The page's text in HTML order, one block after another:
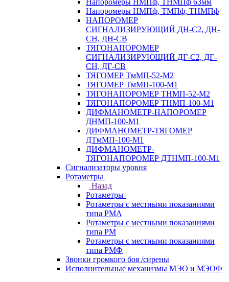
Напоромеры НМПф, ТНМПф 63мм
Напоромеры НМПф, ТМПф, ТНМПф
НАПОРОМЕР
СИГНАЛИЗИРУЮЩИЙ ДН-С2, ДН-
СН, ДН-СВ
ТЯГОНАПОРОМЕР
СИГНАЛИЗИРУЮЩИЙ ДГ-С2, ДГ-
СН, ДГ-СВ
ТЯГОМЕР ТмМП-52-М2
ТЯГОМЕР ТмМП-100-М1
ТЯГОНАПОРОМЕР ТНМП-52-М2
ТЯГОНАПОРОМЕР ТНМП-100-М1
ДИФМАНОМЕТР-НАПОРОМЕР
ДНМП-100-М1
ДИФМАНОМЕТР-ТЯГОМЕР
ДТмМП-100-М1
ДИФМАНОМЕТР-
ТЯГОНАПОРОМЕР ДТНМП-100-М1
Сигнализаторы уровня
Ротаметры
Назад
Ротаметры
Ротаметры с местными показаниями
типа РМА
Ротаметры с местными показаниями
типа РМ
Ротаметры с местными показаниями
типа РМФ
Звонки громкого боя /сирены
Исполнительные механизмы МЭО и МЭОФ